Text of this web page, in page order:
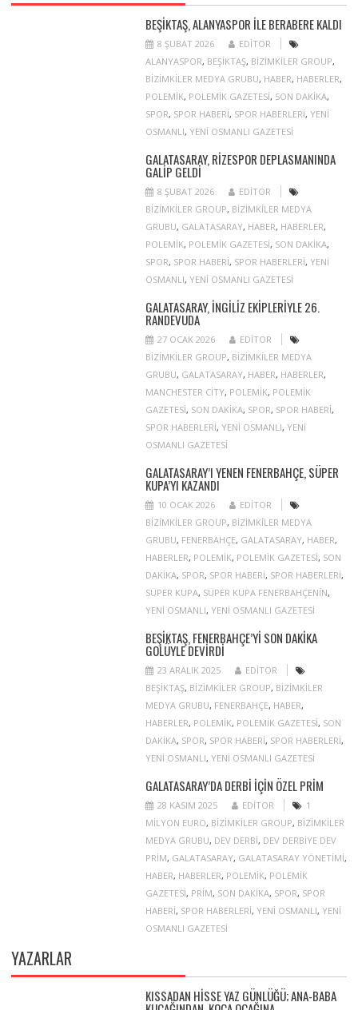
BEŞIKTAŞ, ALANYASPOR ILE BERABERE KALDI
8 ŞUBAT 2026
EDITOR
ALANYASPOR, BEŞIKTAŞ, BIZIMKILER GROUP,
BIZIMKILER MEDYA GRUBU, HABER, HABERLER,
POLEMIK, POLEMIK GAZETESI, SON DAKIKA,
SPOR, SPOR HABERI, SPOR HABERLERI, YENI
OSMANLI, YENI OSMANLI GAZETESI
GALATASARAY, RIZESPOR DEPLASMANINDA
GALIP GELDI
8 ŞUBAT 2026
EDITOR
BIZIMKILER GROUP, BIZIMKILER MEDYA
GRUBU, GALATASARAY, HABER, HABERLER,
POLEMIK, POLEMIK GAZETESI, SON DAKIKA,
SPOR, SPOR HABERI, SPOR HABERLERI, YENI
OSMANLI, YENI OSMANLI GAZETESI
GALATASARAY, İNGILIZ EKIPLERIYLE 26.
RANDEVUDA
27 OCAK 2026
EDITOR
BIZIMKILER GROUP, BIZIMKILER MEDYA
GRUBU, GALATASARAY, HABER, HABERLER,
MANCHESTER CITY, POLEMIK, POLEMIK
GAZETESI, SON DAKIKA, SPOR, SPOR HABERI,
SPOR HABERLERI, YENI OSMANLI, YENI
OSMANLI GAZETESI
GALATASARAY’I YENEN FENERBAHÇE, SÜPER
KUPA’YI KAZANDI
10 OCAK 2026
EDITOR
BIZIMKILER GROUP, BIZIMKILER MEDYA
GRUBU, FENERBAHÇE, GALATASARAY, HABER,
HABERLER, POLEMIK, POLEMIK GAZETESI, SON
DAKIKA, SPOR, SPOR HABERI, SPOR HABERLERI,
SÜPER KUPA, SÜPER KUPA FENERBAHÇENIN,
YENI OSMANLI, YENI OSMANLI GAZETESI
BEŞIKTAŞ, FENERBAHÇE’YI SON DAKIKA
GOLÜYLE DEVIRDI
23 ARALIK 2025
EDITOR
BEŞIKTAŞ, BIZIMKILER GROUP, BIZIMKILER
MEDYA GRUBU, FENERBAHÇE, HABER,
HABERLER, POLEMIK, POLEMIK GAZETESI, SON
DAKIKA, SPOR, SPOR HABERI, SPOR HABERLERI,
YENI OSMANLI, YENI OSMANLI GAZETESI
GALATASARAY’DA DERBI IÇIN ÖZEL PRIM
28 KASIM 2025 EDITOR
1
MILYON EURO, BIZIMKILER GROUP, BIZIMKILER
MEDYA GRUBU, DEV DERBI, DEV DERBIYE DEV
PRIM, GALATASARAY, GALATASARAY YÖNETIMI,
HABER, HABERLER, POLEMIK, POLEMIK
GAZETESI, PRIM, SON DAKIKA, SPOR, SPOR
HABERI, SPOR HABERLERI, YENI OSMANLI, YENI
OSMANLI GAZETESI
YAZARLAR
KISSADAN HISSE YAZ GÜNLÜĞÜ; ANA-BABA